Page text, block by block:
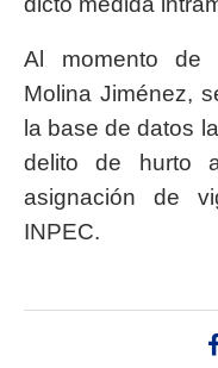
Al momento de
Molina Jiménez,
la base de datos
delito de hurto
asignación de
INPEC.